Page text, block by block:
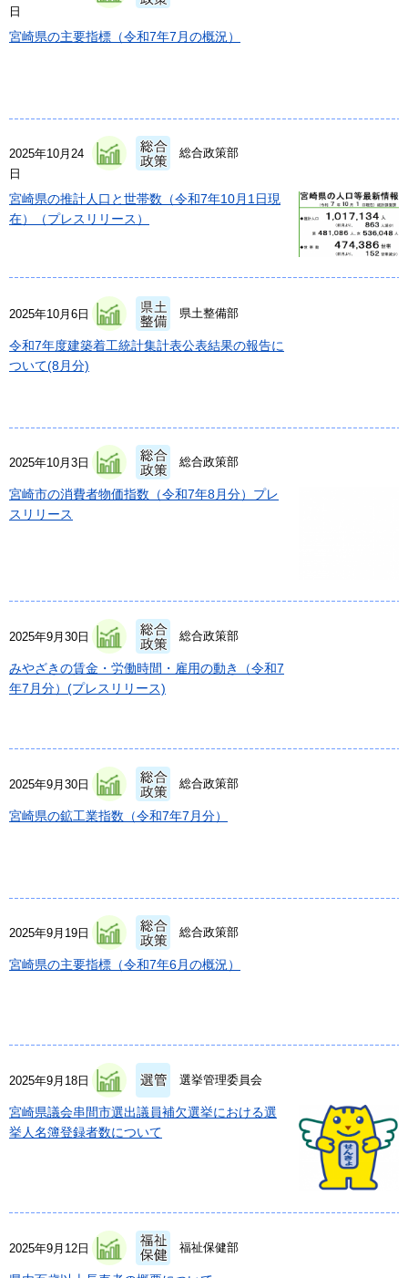
日
宮崎県の主要指標（令和7年7月の概況）
2025年10月24
日
総合政策部
宮崎県の推計人口と世帯数（令和7年10月1日現
在）（プレスリリース）
2025年10月6日 県土整備部
令和7年度建築着工統計集計表公表結果の報告に
ついて(8月分)
2025年10月3日 総合政策部
宮崎市の消費者物価指数（令和7年8月分）プレ
スリリース
2025年9月30日 総合政策部
みやざきの賃金・労働時間・雇用の動き（令和7
年7月分）(プレスリリース)
2025年9月30日 総合政策部
宮崎県の鉱工業指数（令和7年7月分）
2025年9月19日 総合政策部
宮崎県の主要指標（令和7年6月の概況）
2025年9月18日 選挙管理委員会
宮崎県議会串間市選出議員補欠選挙における選
挙人名簿登録者数について
2025年9月12日 福祉保健部